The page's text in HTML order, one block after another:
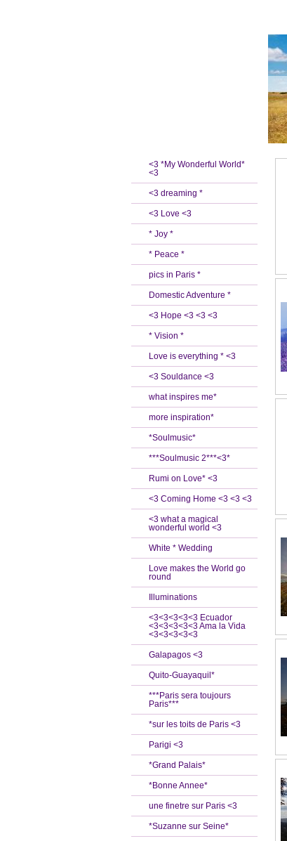
<3 *My Wonderful World*
<3
<3 dreaming *
<3 Love <3
* Joy *
* Peace *
pics in Paris *
Domestic Adventure *
<3 Hope <3 <3 <3
* Vision *
Love is everything * <3
<3 Souldance <3
what inspires me*
more inspiration*
*Soulmusic*
***Soulmusic 2***<3*
Rumi on Love* <3
<3 Coming Home <3 <3 <3
<3 what a magical
wonderful world <3
White * Wedding
Love makes the World go
round
Illuminations
<3<3<3<3<3 Ecuador
<3<3<3<3<3 Ama la Vida
<3<3<3<3<3
Galapagos <3
Quito-Guayaquil*
***Paris sera toujours
Paris***
*sur les toits de Paris <3
Parigi <3
*Grand Palais*
*Bonne Annee*
une finetre sur Paris <3
*Suzanne sur Seine*